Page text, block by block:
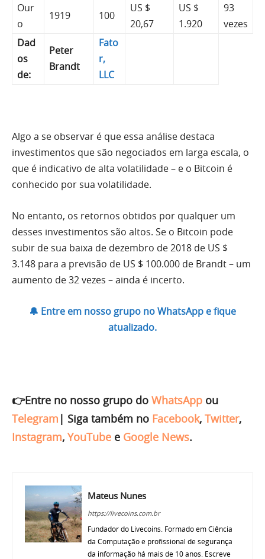
Our
o
1919 100
US $
20,67
US $
1.920
93
vezes
Dad
os
de:
Peter
Brandt
Fato
r,
LLC
Algo a se observar é que essa análise destaca
investimentos que são negociados em larga escala, o
que é indicativo de alta volatilidade – e o Bitcoin é
conhecido por sua volatilidade.
No entanto, os retornos obtidos por qualquer um
desses investimentos são altos. Se o Bitcoin pode
subir de sua baixa de dezembro de 2018 de US $
3.148 para a previsão de US $ 100.000 de Brandt – um
aumento de 32 vezes – ainda é incerto.
🔔 Entre em nosso grupo no WhatsApp e fique
atualizado.
👉Entre no nosso grupo do WhatsApp ou
Telegram | Siga também no Facebook, Twitter,
Instagram, YouTube e Google News.
Mateus Nunes
https://livecoins.com.br
Fundador do Livecoins. Formado em Ciência
da Computação e profissional de segurança
da informação há mais de 10 anos. Escreve